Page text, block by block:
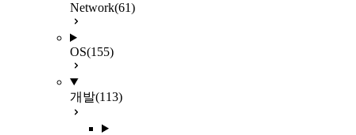
Network(61)
OS(155)
개발(113)